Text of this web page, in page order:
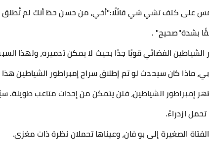
على كتف تشي شي قائلًا:"أخي، من حسن حظ أنك لم تُطلق
بشدة"صحيح" .
الشياطين الفضائي قويًا جدًا بحيث لا يمكن تدميره، ولهذا
ماذا كان سيحدث لو تم إطلاق سراح إمبراطور الشياطين
إمبراطور الشياطين، فلن يتمكن من إحداث متاعب طويلة.
ازدراءً.
الصغيرة إلى بو فان، وعيناها تحملان نظرة ذات مغزى.